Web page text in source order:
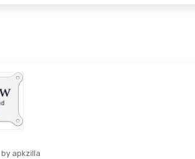
by apkzilla